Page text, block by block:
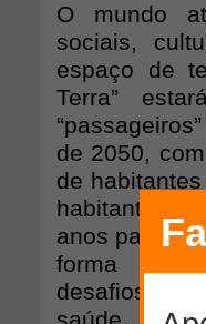
O mundo
sociais,
espaço de
Terra”
de 2050,
de
habitantes
anos para
forma
desafios